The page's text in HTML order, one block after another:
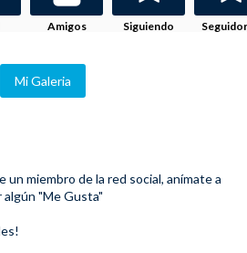
Amigos Siguiendo
Mi Galeria
un miembro de la red social, anímate a
algún "Me Gusta"